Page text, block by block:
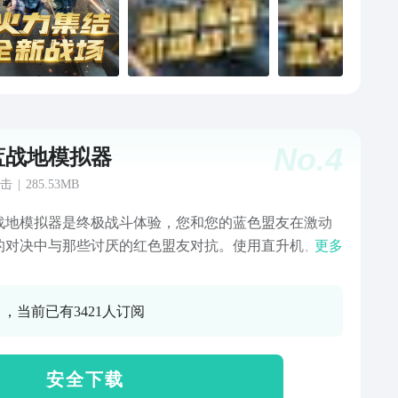
No.4
战地模拟器
285.53MB
地模拟器是终极战斗体验，您和您的蓝色盟友在激动
对决中与那些讨厌的红色盟友对抗。使用直升机、汽
戏的怀旧魅力与现代风格相结合。该游戏采用动态人
更多
当前已有3421人订阅
安 全 下 载